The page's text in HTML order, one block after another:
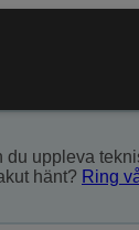
du uppleva
hänt? Ring